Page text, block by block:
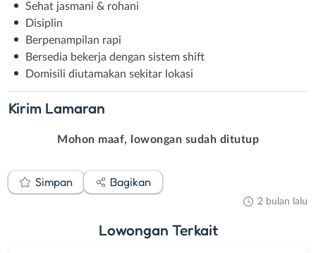
Sehat jasmani & rohani
Disiplin
Berpenampilan rapi
Bersedia bekerja dengan sistem shift
Domisili diutamakan sekitar lokasi
Kirim Lamaran
Mohon maaf, lowongan sudah ditutup
Simpan Bagikan
2 bulan lalu
Lowongan Terkait